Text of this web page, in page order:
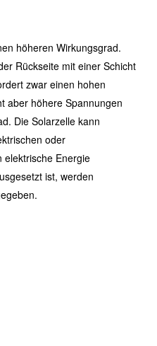
höheren Wirkungsgrad.
Rückseite mit einer Schicht
zwar einen hohen
aber höhere Spannungen
Die Solarzelle kann
oder
elektrische Energie
ist, werden